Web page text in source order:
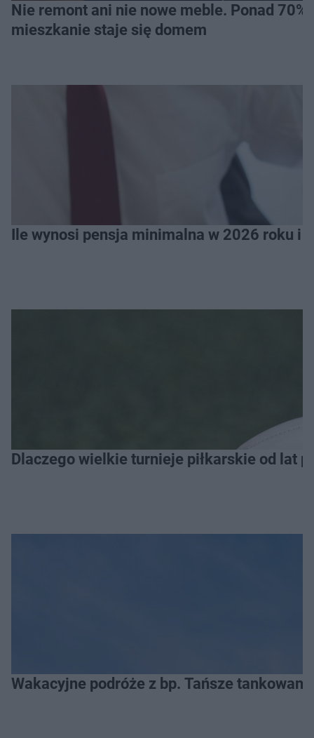
Nie remont ani nie nowe meble. Ponad
mieszkanie staje się domem
Ile wynosi pensja minimalna w 2026 roku i
Dlaczego wielkie turnieje piłkarskie od lat
Wakacyjne podróże z bp. Tańsze